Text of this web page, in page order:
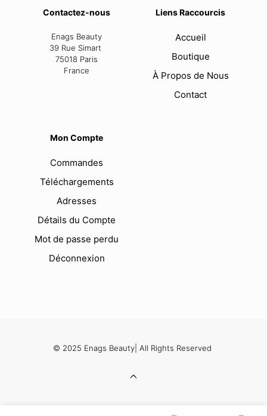
Contactez-nous
Enags Beauty
39 Rue Simart
75018 Paris
France
Liens Raccourcis
Accueil
Boutique
À Propos de Nous
Contact
Mon Compte
Commandes
Téléchargements
Adresses
Détails du Compte
Mot de passe perdu
Déconnexion
© 2025 Enags Beauty| All Rights Reserved